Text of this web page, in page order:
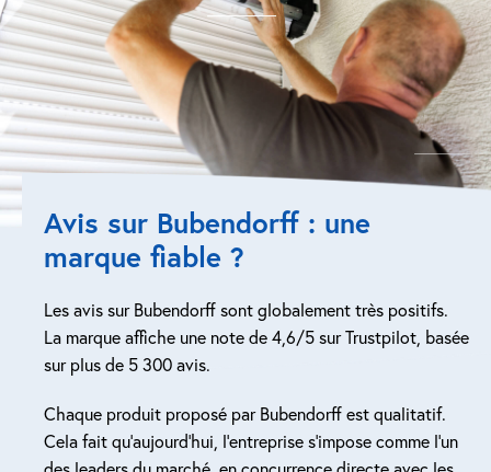
Avis sur Bubendorff : une
marque fiable ?
Les avis sur Bubendorff sont globalement très positifs.
La marque affiche une note de 4,6/5 sur Trustpilot, basée
sur plus de 5 300 avis.
Chaque produit proposé par Bubendorff est qualitatif.
Cela fait qu’aujourd’hui, l’entreprise s’impose comme l’un